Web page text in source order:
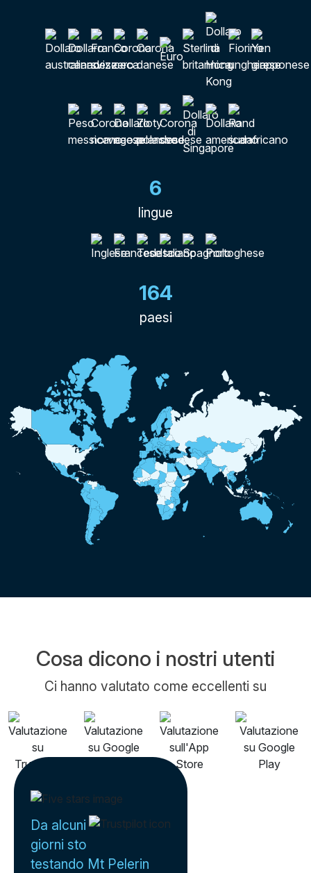
6
lingue
164
paesi
Cosa dicono i nostri utenti
Ci hanno valutato come eccellenti su
Da alcuni
giorni sto
testando Mt Pelerin